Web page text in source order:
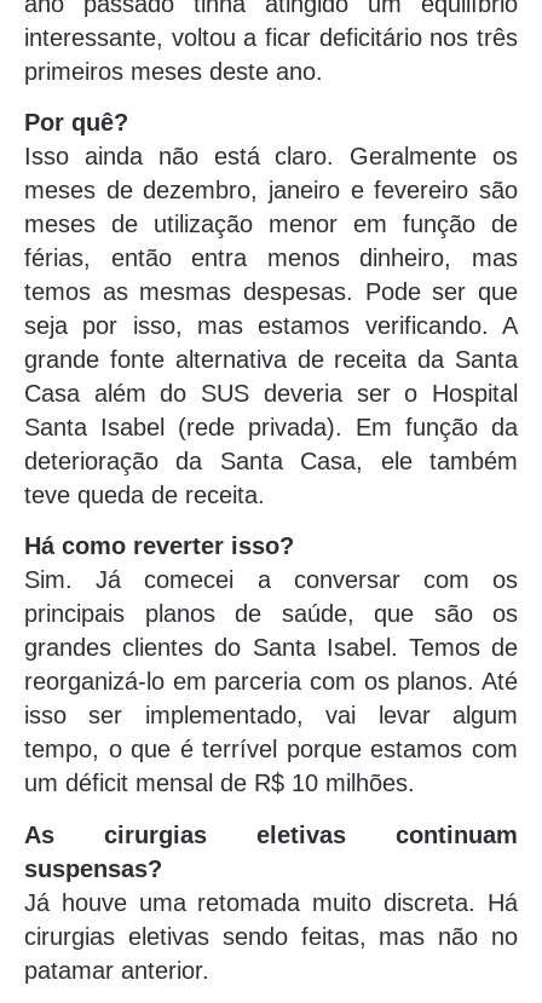
interessante, voltou a ficar deficitário nos três
primeiros meses deste ano.
Por quê?
Isso ainda não está claro. Geralmente os
meses de dezembro, janeiro e fevereiro são
meses de utilização menor em função de
férias, então entra menos dinheiro, mas
temos as mesmas despesas. Pode ser que
seja por isso, mas estamos verificando. A
grande fonte alternativa de receita da Santa
Casa além do SUS deveria ser o Hospital
Santa Isabel (rede privada). Em função da
deterioração da Santa Casa, ele também
teve queda de receita.
Há como reverter isso?
Sim. Já comecei a conversar com os
principais planos de saúde, que são os
grandes clientes do Santa Isabel. Temos de
reorganizá-lo em parceria com os planos. Até
isso ser implementado, vai levar algum
tempo, o que é terrível porque estamos com
um déficit mensal de R$ 10 milhões.
As cirurgias eletivas continuam
suspensas?
Já houve uma retomada muito discreta. Há
cirurgias eletivas sendo feitas, mas não no
patamar anterior.